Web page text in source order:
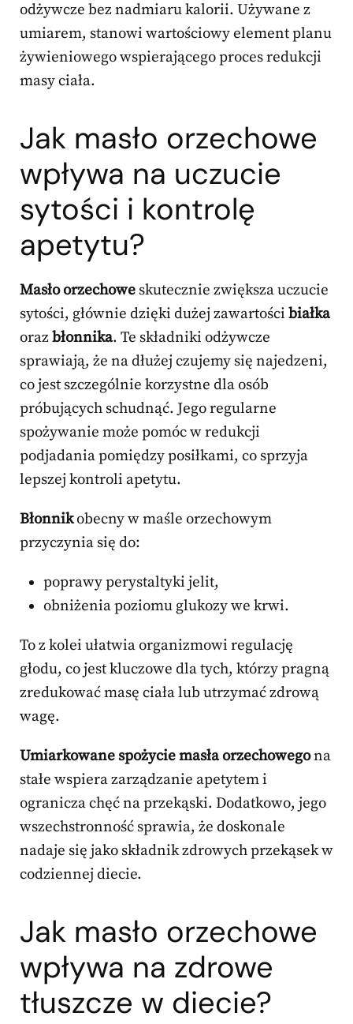
odżywcze bez nadmiaru kalorii. Używane z
umiarem, stanowi wartościowy element planu
żywieniowego wspierającego proces redukcji
masy ciała.
Jak masło orzechowe
wpływa na uczucie
sytości i kontrolę
apetytu?
Masło orzechowe skutecznie zwiększa uczucie
sytości, głównie dzięki dużej zawartości białka
orazbłonnika. Te składniki odżywcze
sprawiają, że na dłużej czujemy się najedzeni,
co jest szczególnie korzystne dla osób
próbujących schudnąć. Jego regularne
spożywanie może pomóc w redukcji
podjadania pomiędzy posiłkami, co sprzyja
lepszej kontroli apetytu.
Błonnikobecny w maśle orzechowym
przyczynia się do:
poprawy perystaltyki jelit,
obniżenia poziomu glukozy we krwi.
To z kolei ułatwia organizmowi regulację
głodu, co jest kluczowe dla tych, którzy pragną
zredukować masę ciała lub utrzymać zdrową
wagę.
Umiarkowane spożycie masła orzechowegona
stałe wspiera zarządzanie apetytem i
ogranicza chęć na przekąski. Dodatkowo, jego
wszechstronność sprawia, że doskonale
nadaje się jako składnik zdrowych przekąsek w
codziennej diecie.
Jak masło orzechowe
wpływa na zdrowe
tłuszcze w diecie?